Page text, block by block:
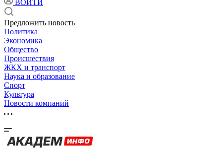
ВОЙТИ
Предложить новость
Политика
Экономика
Общество
Происшествия
ЖКХ и транспорт
Наука и образование
Спорт
Культура
Новости компаний